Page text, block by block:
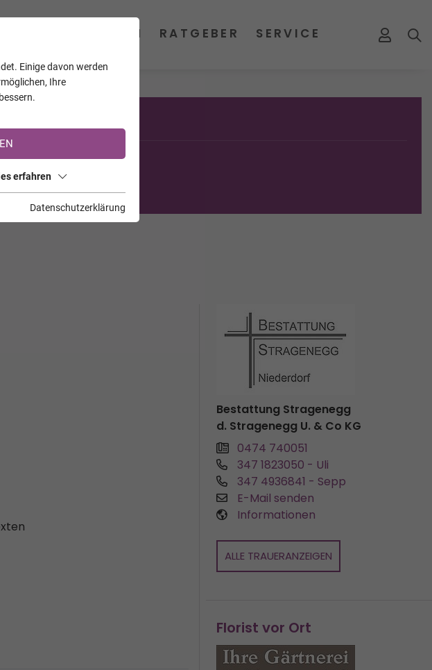
registriert?
<<
Bestattung Stragenegg
d. Stragenegg U. & Co KG
0474 740051
347 1823050 - Uli
347 4936841 - Sepp
E-Mail senden
Informationen
ALLE TRAUERANZEIGEN
Florist vor Ort
Einige davon werden
Ihre
erfahren
Datenschutzerklärung
UNTERNEHMEN RATGEBER SERVICE